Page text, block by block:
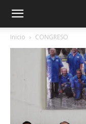
Inicio CONGRESO